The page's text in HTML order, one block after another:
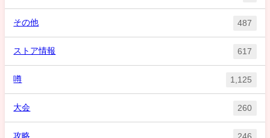
その他 487
ストア情報 617
噂 1,125
大会 260
攻略